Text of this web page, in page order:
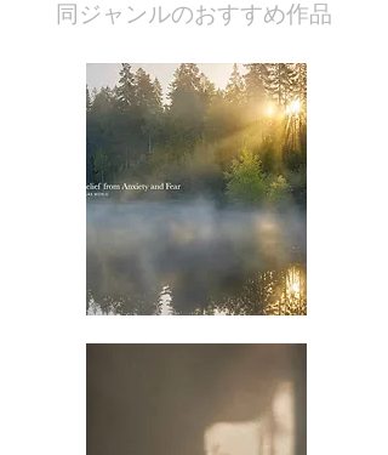
​同ジャンルのおすすめ作品